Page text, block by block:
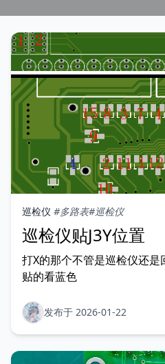
巡检仪 #多路表#巡检仪
巡检仪贴J3Y位置
打X的那个不管是巡检仪还
贴的看蓝色
发布于 2026-01-22